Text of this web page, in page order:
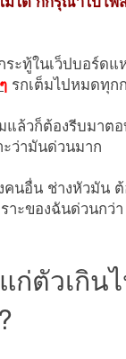
ะทู้ในเว็ปบอร์ด
รกเต็มไปหมดทุก
แล้วก็ต้องรีบมาต
ะว่ามันด่วนมาก
คนอื่น ช่างหัวมัน
าะของฉันด่วนกว่า
ก่ตัวเกิน